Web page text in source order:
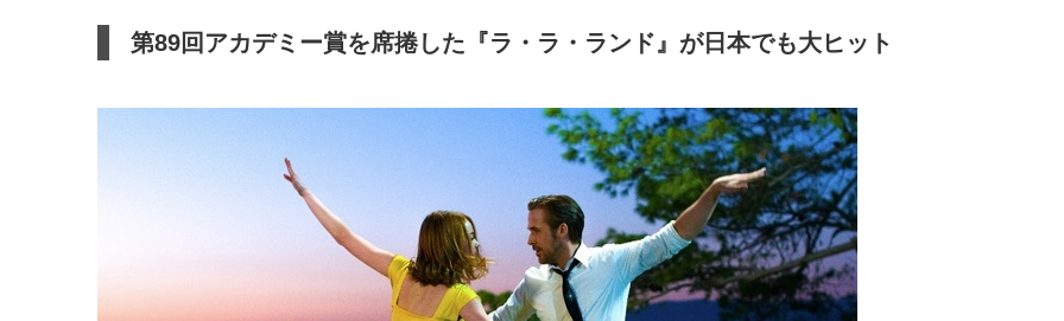
第89回アカデミー賞を席捲した『ラ・ラ・ランド』が日本でも大ヒット